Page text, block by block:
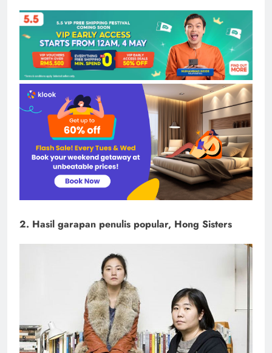
2. Hasil garapan penulis popular, Hong Sisters